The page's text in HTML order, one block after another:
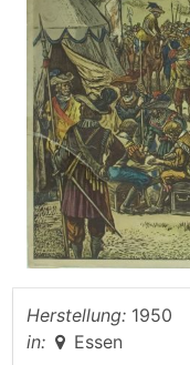
Herstellung: 1950
in:
Essen